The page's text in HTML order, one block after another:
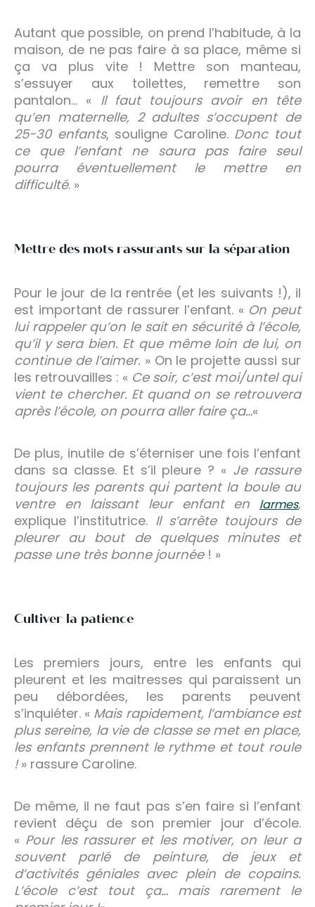
Autant que possible, on prend l’habitude, à la
maison, de ne pas faire à sa place, même si
ça va plus vite ! Mettre son manteau,
s’essuyer aux toilettes, remettre son
pantalon… « Il faut toujours avoir en tête
qu’en maternelle, 2 adultes s’occupent de
25-30 enfants, souligne Caroline. Donc tout
ce que l’enfant ne saura pas faire seul
pourra éventuellement le mettre en
difficulté. »
Mettre des mots rassurants sur la séparation
Pour le jour de la rentrée (et les suivants !), il
est important de rassurer l’enfant. « On peut
lui rappeler qu’on le sait en sécurité à l’école,
qu’il y sera bien. Et que même loin de lui, on
continue de l’aimer. » On le projette aussi sur
les retrouvailles : « Ce soir, c’est moi/untel qui
vient te chercher. Et quand on se retrouvera
après l’école, on pourra aller faire ça…«
De plus, inutile de s’éterniser une fois l’enfant
dans sa classe. Et s’il pleure ? « Je rassure
toujours les parents qui partent la boule au
ventre en laissant leur enfant en larmes,
explique l’institutrice. Il s’arrête toujours de
pleurer au bout de quelques minutes et
passe une très bonne journée ! »
Cultiver la patience
Les premiers jours, entre les enfants qui
pleurent et les maitresses qui paraissent un
peu débordées, les parents peuvent
s’inquiéter. « Mais rapidement, l’ambiance est
plus sereine, la vie de classe se met en place,
les enfants prennent le rythme et tout roule
!» rassure Caroline.
De même, il ne faut pas s’en faire si l’enfant
revient déçu de son premier jour d’école.
« Pour les rassurer et les motiver, on leur a
souvent parlé de peinture, de jeux et
d’activités géniales avec plein de copains.
L’école c’est tout ça… mais rarement le